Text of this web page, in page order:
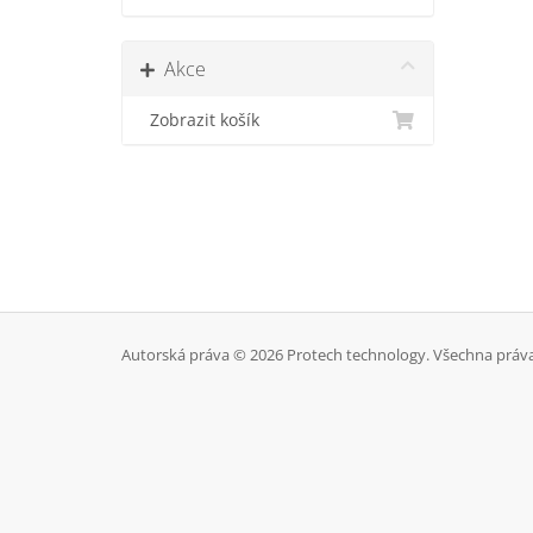
Akce
Zobrazit košík
Autorská práva © 2026 Protech technology. Všechna